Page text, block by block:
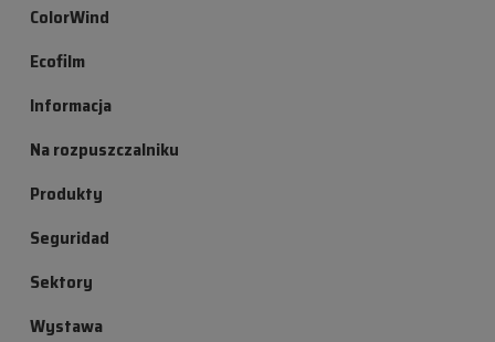
ColorWind
Ecofilm
Informacja
Na rozpuszczalniku
Produkty
Seguridad
Sektory
Wystawa